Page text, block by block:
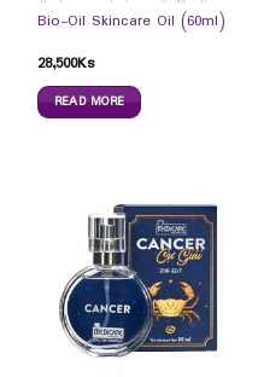
Bio-Oil Skincare Oil (60ml)
28,500Ks
READ MORE